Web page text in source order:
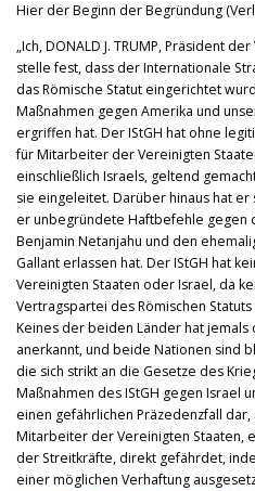
Hier der Beginn der Begründung
„Ich, DONALD J. TRUMP, Präsident
stelle fest, dass der Internationale
das Römische Statut eingerichtet
Maßnahmen gegen Amerika und
ergriffen hat. Der IStGH hat ohne
für Mitarbeiter der Vereinigten
einschließlich Israels, geltend
sie eingeleitet. Darüber hinaus hat
er unbegründete Haftbefehle gegen
Benjamin Netanjahu und den
Gallant erlassen hat. Der IStGH hat
Vereinigten Staaten oder Israel, da
Vertragspartei des Römischen
Keines der beiden Länder hat jemals
anerkannt, und beide Nationen sind
die sich strikt an die Gesetze des
Maßnahmen des IStGH gegen Israel
einen gefährlichen Präzedenzfall
Mitarbeiter der Vereinigten Staaten,
der Streitkräfte, direkt gefährdet,
einer möglichen Verhaftung